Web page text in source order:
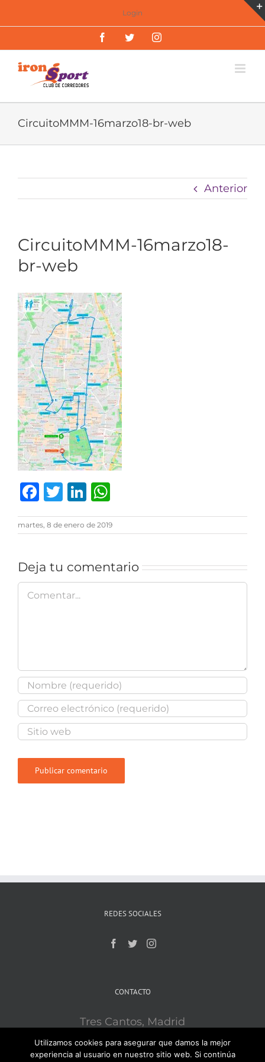
al
Login
FacebookTwitterInstagram
CircuitoMMM-16marzo18-br-web
Anterior
CircuitoMMM-16marzo18-
br-web
Facebook
TwitterLinkedIn
martes, 8 de enero de 2019
Deja tu comentario
Comentar
REDES SOCIALES
CONTACTO
Tres Cantos, Madrid
Mobile: 609121715
Email:ironsport3c@gmail.com
Utilizamos cookies para asegurar que damos la mejor
experiencia al usuario en nuestro sitio web. Si continúa